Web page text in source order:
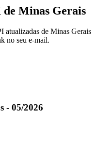
de Minas Gerais
atualizadas de Minas Gerais
no seu e-mail.
- 05/2026